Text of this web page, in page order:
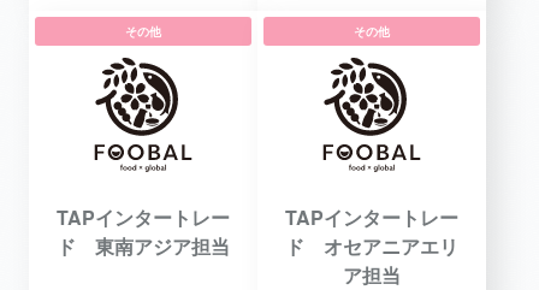
その他
TAPインタートレー
ド 東南アジア担当
その他
TAPインタートレー
ド オセアニアエリ
ア担当